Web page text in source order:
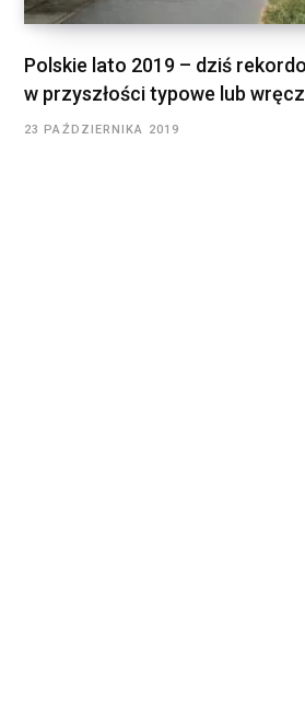
Polskie lato 2019 – dziś
w przyszłości typowe lub
23 PAŹDZIERNIKA 2019